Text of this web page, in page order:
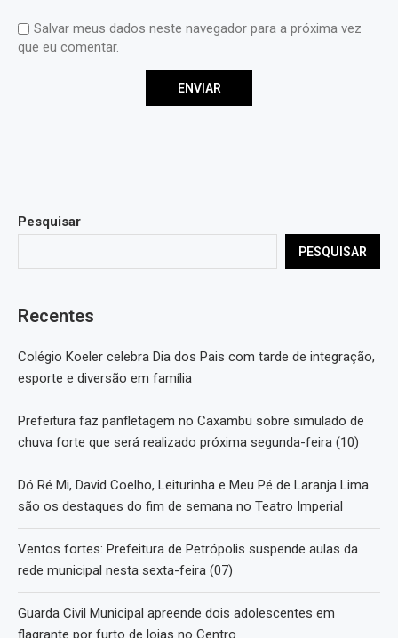
Salvar meus dados neste navegador para a próxima vez
que eu comentar.
Pesquisar
PESQUISAR
Recentes
Colégio Koeler celebra Dia dos Pais com tarde de integração,
esporte e diversão em família
Prefeitura faz panfletagem no Caxambu sobre simulado de
chuva forte que será realizado próxima segunda-feira (10)
Dó Ré Mi, David Coelho, Leiturinha e Meu Pé de Laranja Lima
são os destaques do fim de semana no Teatro Imperial
Ventos fortes: Prefeitura de Petrópolis suspende aulas da
rede municipal nesta sexta-feira (07)
Guarda Civil Municipal apreende dois adolescentes em
flagrante por furto de lojas no Centro